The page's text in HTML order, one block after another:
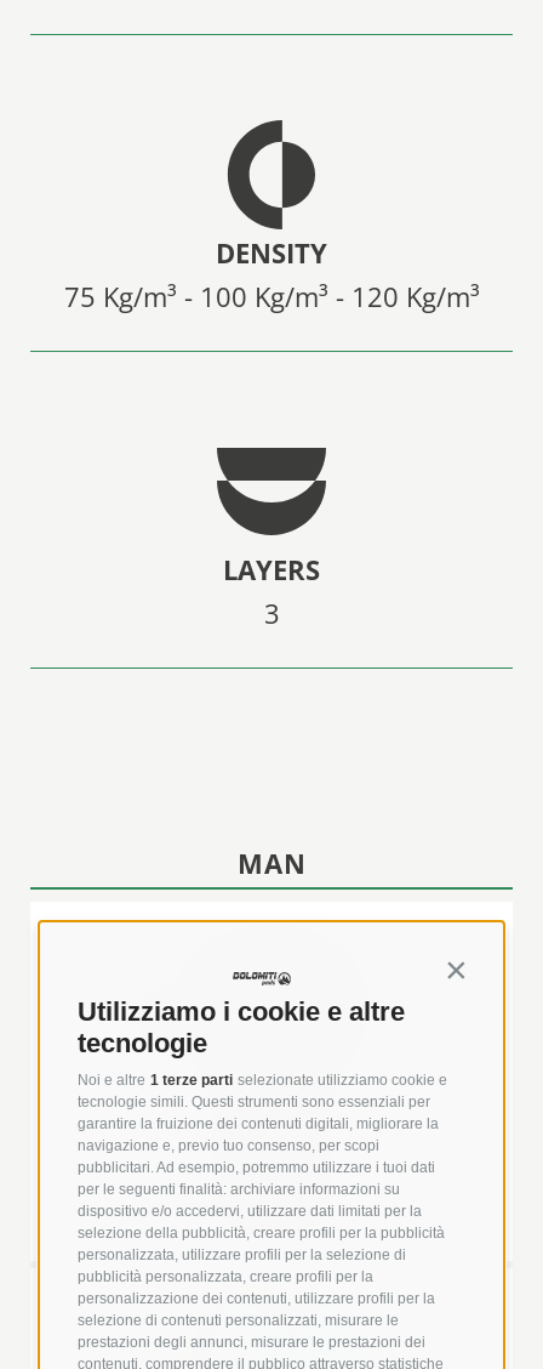
Continua
Utilizziamo i cookie e altre
tecnologie
Noi e altre 1 terze parti selezionate utilizziamo cookie e
tecnologie simili. Questi strumenti sono essenziali per
garantire la fruizione dei contenuti digitali, migliorare la
navigazione e, previo tuo consenso, per scopi
pubblicitari. Ad esempio, potremmo utilizzare i tuoi dati
per le seguenti finalità: archiviare informazioni su
dispositivo e/o accedervi, utilizzare dati limitati per la
selezione della pubblicità, creare profili per la pubblicità
personalizzata, utilizzare profili per la selezione di
pubblicità personalizzata, creare profili per la
personalizzazione dei contenuti, utilizzare profili per la
selezione di contenuti personalizzati, misurare le
prestazioni degli annunci, misurare le prestazioni dei
contenuti, comprendere il pubblico attraverso statistiche
DENSITY
75 Kg/m³ - 100 Kg/m³ - 120 Kg/m³
LAYERS
3
MAN
A
B
+